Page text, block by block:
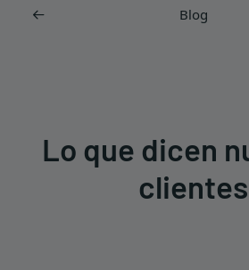
Blog
Lo que dicen
clientes